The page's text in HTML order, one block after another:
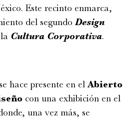
Este recinto enmarca,
del segundo Design
Cultura Corporativa.
se hace presente en el Abierto
con una exhibición en el
una vez más, se